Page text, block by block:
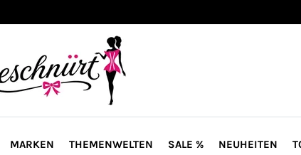
MARKEN THEMENWELTEN SALE % NEUHEITEN